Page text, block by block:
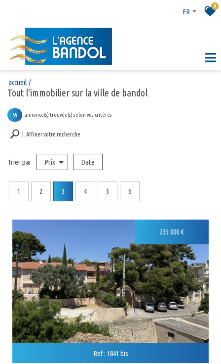
FR
0
accueil
tout l'immobilier sur la ville de bandol
59 annonce(s) trouvée(s) selon vos critères
Affiner votre recherche
Vente
Type de bien
5KM 10KM 25KM
Critères supplémentaires
Recherche
+ de critères +
Trier par Prix Date
1 2 3 4 5 6
235 000 €
Ref : 1841 bis